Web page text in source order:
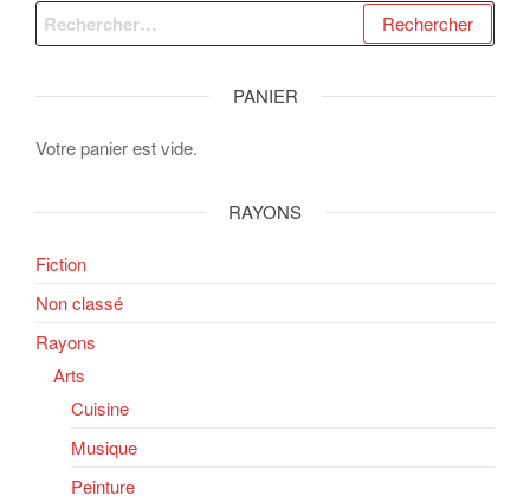
Rechercher :
PANIER
Votre panier est vide.
RAYONS
Fiction
Non classé
Rayons
Arts
Cuisine
Musique
Peinture